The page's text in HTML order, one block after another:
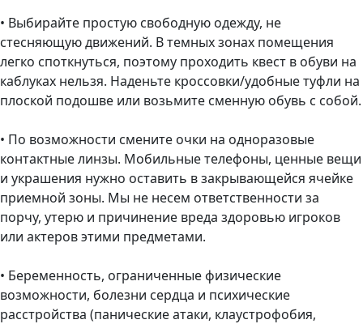
• Выбирайте простую свободную одежду, не
стесняющую движений. В темных зонах помещения
легко споткнуться, поэтому проходить квест в обуви на
каблуках нельзя. Наденьте кроссовки/удобные туфли на
плоской подошве или возьмите сменную обувь с собой.
• По возможности смените очки на одноразовые
контактные линзы. Мобильные телефоны, ценные вещи
и украшения нужно оставить в закрывающейся ячейке
приемной зоны. Мы не несем ответственности за
порчу, утерю и причинение вреда здоровью игроков
или актеров этими предметами.
• Беременность, ограниченные физические
возможности, болезни сердца и психические
расстройства (панические атаки, клаустрофобия,